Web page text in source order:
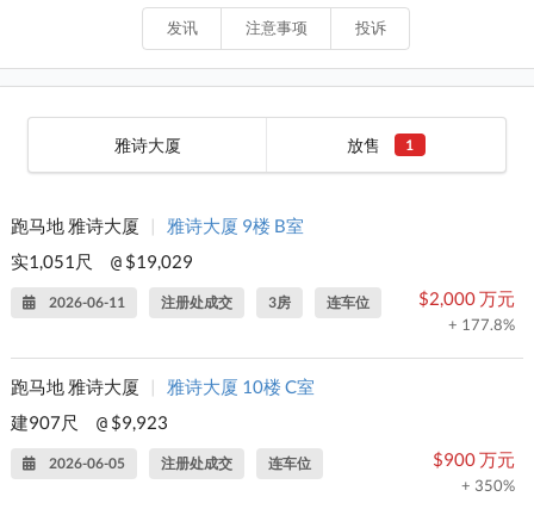
发讯 注意事项 投诉
雅诗大厦 放售 1
跑马地 雅诗大厦
雅诗大厦 9楼 B室
实1,051尺
@ $19,029
2026-06-11 注册处成交 3房 连车位 $2,000 万元
+ 177.8%
跑马地 雅诗大厦 |
雅诗大厦 10楼 C室
建907尺
@ $9,923
2026-06-05 注册处成交 连车位 $900 万元
+ 350%